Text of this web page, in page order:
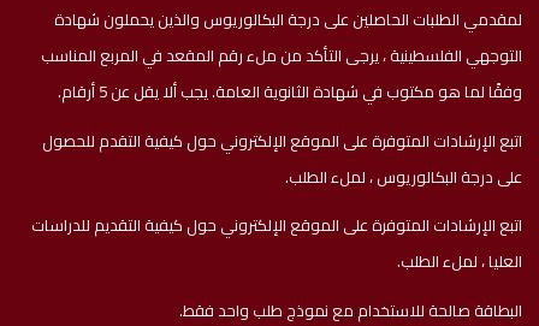
لمقدمي الطلبات الحاصلين على درجة البكالوريوس والذين يحملون شهادة
التوجهي الفلسطينية ، يرجى التأكد من ملء رقم المقعد في المربع المناسب
وفقًا لما هو مكتوب في شهادة الثانوية العامة. يجب ألا يقل عن 5 أرقام.
اتبع الإرشادات المتوفرة على الموقع الإلكتروني حول كيفية التقدم للحصول
على درجة البكالوريوس ، لملء الطلب.
اتبع الإرشادات المتوفرة على الموقع الإلكتروني حول كيفية التقديم للدراسات
العليا ، لملء الطلب.
البطاقة صالحة للاستخدام مع نموذج طلب واحد فقط.